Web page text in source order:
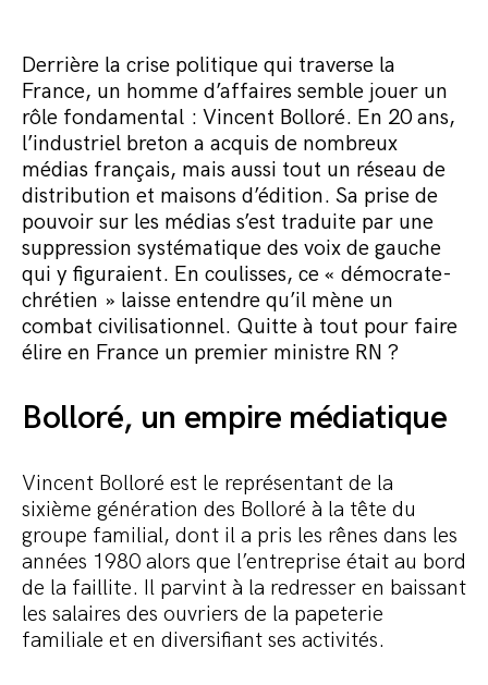
Derrière la crise politique qui traverse la
France, un homme d’affaires semble jouer un
rôle fondamental : Vincent Bolloré. En 20 ans,
l’industriel breton a acquis de nombreux
médias français, mais aussi tout un réseau de
distribution et maisons d’édition. Sa prise de
pouvoir sur les médias s’est traduite par une
suppression systématique des voix de gauche
qui y figuraient. En coulisses, ce « démocrate-
chrétien » laisse entendre qu’il mène un
combat civilisationnel. Quitte à tout pour faire
élire en France un premier ministre RN ?
Bolloré, un empire médiatique
Vincent Bolloré est le représentant de la
sixième génération des Bolloré à la tête du
groupe familial, dont il a pris les rênes dans les
années 1980 alors que l’entreprise était au bord
de la faillite. Il parvint à la redresser en baissant
les salaires des ouvriers de la papeterie
familiale et en diversifiant ses activités.